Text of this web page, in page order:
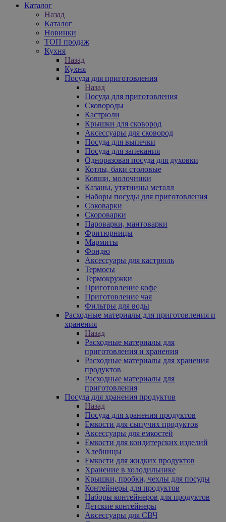
Каталог
Назад
Каталог
Новинки
ТОП продаж
Кухня
Назад
Кухня
Посуда для приготовления
Назад
Посуда для приготовления
Сковороды
Кастрюли
Крышки для сковород
Аксессуары для сковород
Посуда для выпечки
Посуда для запекания
Одноразовая посуда для духовки
Котлы, баки столовые
Ковши, молочники
Казаны, утятницы металл
Наборы посуды для приготовления
Соковарки
Скороварки
Пароварки, мантоварки
Фритюрницы
Мармиты
Фондю
Аксессуары для кастрюль
Термосы
Термокружки
Приготовление кофе
Приготовление чая
Фильтры для воды
Расходные материалы для приготовления и
хранения
Назад
Расходные материалы для
приготовления и хранения
Расходные материалы для хранения
продуктов
Расходные материалы для
приготовления
Посуда для хранения продуктов
Назад
Посуда для хранения продуктов
Емкости для сыпучих продуктов
Аксессуары для емкостей
Емкости для кондитерских изделий
Хлебницы
Емкости для жидких продуктов
Хранение в холодильнике
Крышки, пробки, чехлы для посуды
Контейнеры для продуктов
Наборы контейнеров для продуктов
Детские контейнеры
Аксессуары для СВЧ